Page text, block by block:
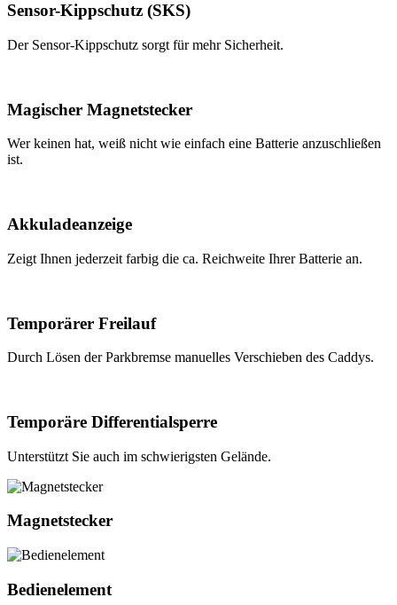
Sensor-Kippschutz (SKS)
Der Sensor-Kippschutz sorgt für mehr Sicherheit.
Magischer Magnetstecker
Wer keinen hat, weiß nicht wie einfach eine Batterie anzuschließen
ist.
Akkuladeanzeige
Zeigt Ihnen jederzeit farbig die ca. Reichweite Ihrer Batterie an.
Temporärer Freilauf
Durch Lösen der Parkbremse manuelles Verschieben des Caddys.
Temporäre Differentialsperre
Unterstützt Sie auch im schwierigsten Gelände.
Magnetstecker
Magnetstecker
Bedienelement
Bedienelement